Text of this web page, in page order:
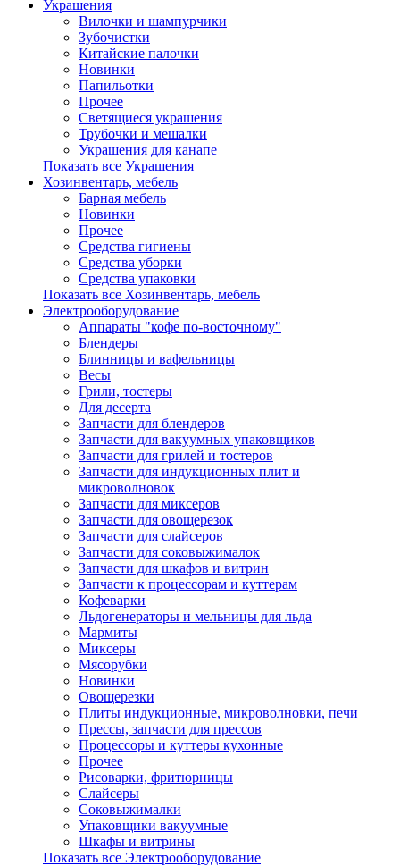
Украшения
Вилочки и шампурчики
Зубочистки
Китайские палочки
Новинки
Папильотки
Прочее
Светящиеся украшения
Трубочки и мешалки
Украшения для канапе
Показать все Украшения
Хозинвентарь, мебель
Барная мебель
Новинки
Прочее
Средства гигиены
Средства уборки
Средства упаковки
Показать все Хозинвентарь, мебель
Электрооборудование
Аппараты "кофе по-восточному"
Блендеры
Блинницы и вафельницы
Весы
Грили, тостеры
Для десерта
Запчасти для блендеров
Запчасти для вакуумных упаковщиков
Запчасти для грилей и тостеров
Запчасти для индукционных плит и
микроволновок
Запчасти для миксеров
Запчасти для овощерезок
Запчасти для слайсеров
Запчасти для соковыжималок
Запчасти для шкафов и витрин
Запчасти к процессорам и куттерам
Кофеварки
Льдогенераторы и мельницы для льда
Мармиты
Миксеры
Мясорубки
Новинки
Овощерезки
Плиты индукционные, микроволновки, печи
Прессы, запчасти для прессов
Процессоры и куттеры кухонные
Прочее
Рисоварки, фритюрницы
Слайсеры
Соковыжималки
Упаковщики вакуумные
Шкафы и витрины
Показать все Электрооборудование